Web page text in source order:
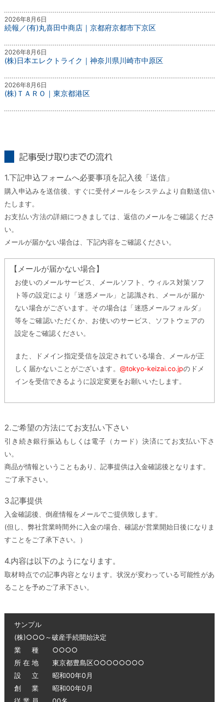
2026年8月6日
続報／(有)丸喜田中商店｜京都府京都市下京区
2026年8月6日
(株)日本エレクトライク｜神奈川県川崎市中原区
2026年8月6日
(株)ＴＡＲＯ｜東京都港区
1.下記申込フォームへ必要事項を記入後「送信」
購入申込みを送信後、すぐに受付メールをシステムより自動送信い
たします。
お支払い方法の詳細につきましては、返信のメールをご確認くださ
い。
メールが届かない場合は、下記内容をご確認ください。
【メールが届かない場合】
お使いのメールサービス、メールソフト、ウィルス対策ソフ
ト等の設定により「迷惑メール」と認識され、メールが届か
ない場合がございます。その場合は「迷惑メールフォルダ」
等をご確認いただくか、お使いのサービス、ソフトウェアの
設定をご確認ください。
また、ドメイン指定受信を設定されている場合、メールが正
しく届かないことがございます。@tokyo-keizai.co.jpのドメ
インを受信できるように設定変更をお願いいたします。
2.ご希望の方法にてお支払い下さい
引き続き銀行振込もしくは電子（カード）決済にてお支払い下さ
い。
商品が情報ということもあり、記事提供は入金確認後となります。
ご了承下さい。
3.記事提供
入金確認後、倒産情報をメールでご提供致します。
(但し、弊社営業時間外に入金の場合、確認が営業開始日後になりま
すことをご了承下さい。）
4.内容は以下のようになります。
取材時点での記事内容となります。状況が変わっている可能性があ
ることを予めご了承下さい。
サンプル
(株)○○○～破産手続開始決定
業 種 ○○○○
所 在 地 東京都豊島区○○○○○○○○
設 立 昭和00年0月
創 業 昭和00年0月